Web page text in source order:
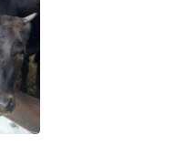
サを食べ、ゆっくり眠れるよ
感謝の気持ちから、神戸牛牧
大切に牛を育てています。
夫かな」「どこか怪我をした
いで日々牛と向き合っていく
私たち。あなたも私たちと一